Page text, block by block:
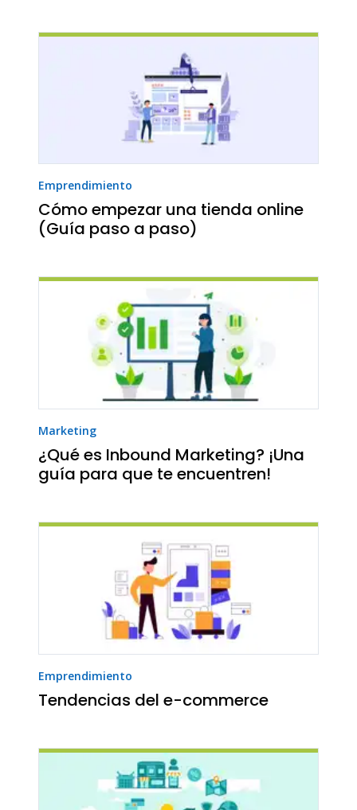
Emprendimiento
Cómo empezar una tienda online
(Guía paso a paso)
Marketing
¿Qué es Inbound Marketing? ¡Una
guía para que te encuentren!
Emprendimiento
Tendencias del e-commerce